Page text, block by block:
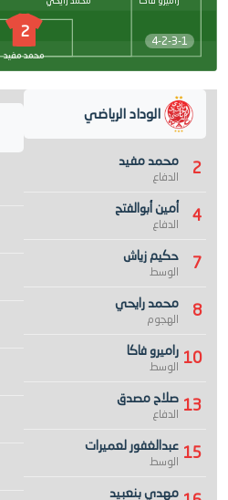
4-2-3-1
2
محمد مفيد
الوداد الرياضي
2 محمد مفيد
الدفاع
4 أمين أبوالفتح
الدفاع
7 حكيم زياش
الوسط
8 محمد رايحي
الهجوم
10 راميرو فاكا
الوسط
13 صلاح مصدق
الدفاع
15 عبدالغفور لعميرات
الوسط
مهدي بنعبيد